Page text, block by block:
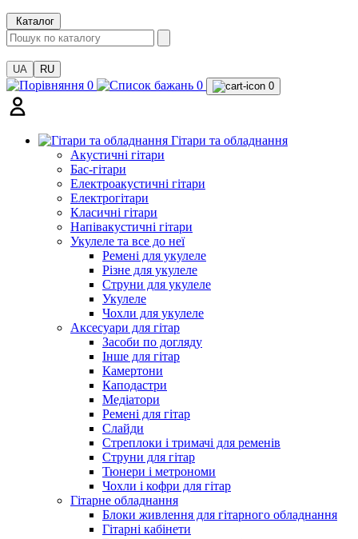
Каталог
UA RU
0 0 0
Гітари та обладнання
Акустичні гітари
Бас-гітари
Електроакустичні гітари
Електрогітари
Класичні гітари
Напівакустичні гітари
Укулеле та все до неї
Ремені для укулеле
Різне для укулеле
Струни для укулеле
Укулеле
Чохли для укулеле
Аксесуари для гітар
Засоби по догляду
Інше для гітар
Камертони
Каподастри
Медіатори
Ремені для гітар
Слайди
Стреплоки і тримачі для ременів
Струни для гітар
Тюнери і метрономи
Чохли і кофри для гітар
Гітарне обладнання
Блоки живлення для гітарного обладнання
Гітарні кабінети